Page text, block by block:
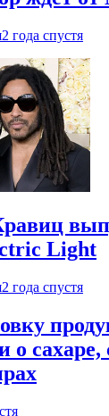
2 года спустя
Light
2 года спустя
о сахаре,